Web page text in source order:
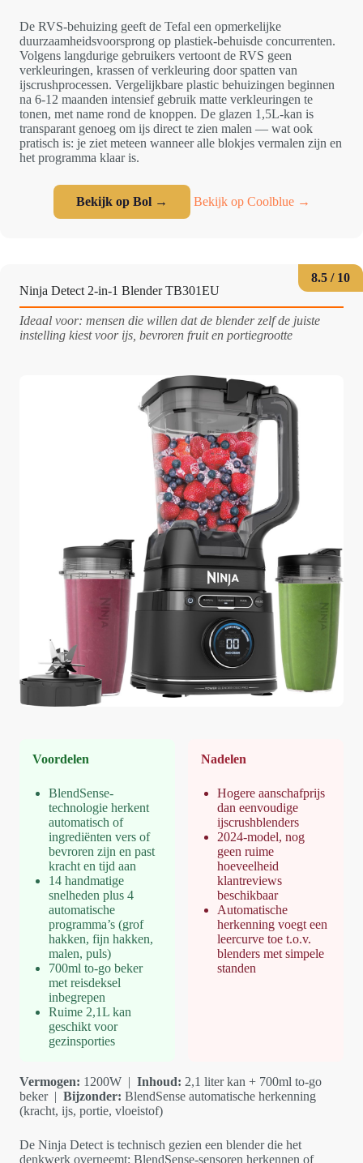
De RVS-behuizing geeft de Tefal een opmerkelijke
duurzaamheidsvoorsprong op plastiek-behuisde concurrenten.
Volgens langdurige gebruikers vertoont de RVS geen
verkleuringen, krassen of verkleuring door spatten van
ijscrushprocessen. Vergelijkbare plastic behuizingen beginnen
na 6-12 maanden intensief gebruik matte verkleuringen te
tonen, met name rond de knoppen. De glazen 1,5L-kan is
transparant genoeg om ijs direct te zien malen — wat ook
pratisch is: je ziet meteen wanneer alle blokjes vermalen zijn en
het programma klaar is.
Bekijk op Bol → Bekijk op Coolblue →
8.5 / 10
Ninja Detect 2-in-1 Blender TB301EU
Ideaal voor: mensen die willen dat de blender zelf de juiste
instelling kiest voor ijs, bevroren fruit en portiegrootte
Voordelen
BlendSense-
technologie herkent
automatisch of
ingrediënten vers of
bevroren zijn en past
kracht en tijd aan
14 handmatige
snelheden plus 4
automatische
programma’s (grof
hakken, fijn hakken,
malen, puls)
700ml to-go beker
met reisdeksel
inbegrepen
Ruime 2,1L kan
geschikt voor
gezinsporties
Nadelen
Hogere aanschafprijs
dan eenvoudige
ijscrushblenders
2024-model, nog
geen ruime
hoeveelheid
klantreviews
beschikbaar
Automatische
herkenning voegt een
leercurve toe t.o.v.
blenders met simpele
standen
Vermogen: 1200W | Inhoud: 2,1 liter kan + 700ml to-go
beker | Bijzonder: BlendSense automatische herkenning
(kracht, ijs, portie, vloeistof)
De Ninja Detect is technisch gezien een blender die het
denkwerk overneemt: BlendSense-sensoren herkennen of